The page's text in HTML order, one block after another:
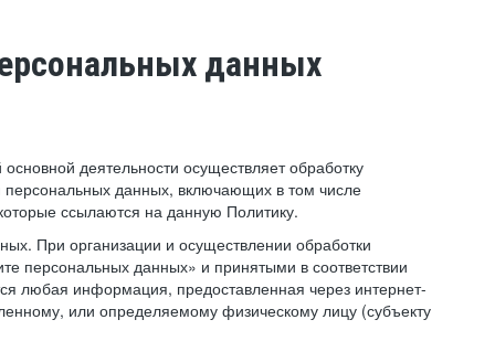
данных
деятельности осуществляет обработку
данных, включающих в том числе
ссылаются на данную Политику.
При организации и осуществлении обработки
персональных данных» и принятыми в соответствии
информация, предоставленная через интернет-
или определяемому физическому лицу (субъекту